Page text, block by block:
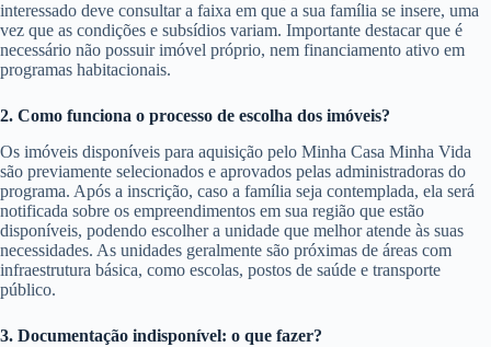
interessado deve consultar a faixa em que a sua família se insere, uma
vez que as condições e subsídios variam. Importante destacar que é
necessário não possuir imóvel próprio, nem financiamento ativo em
programas habitacionais.
2. Como funciona o processo de escolha dos imóveis?
Os imóveis disponíveis para aquisição pelo Minha Casa Minha Vida
são previamente selecionados e aprovados pelas administradoras do
programa. Após a inscrição, caso a família seja contemplada, ela será
notificada sobre os empreendimentos em sua região que estão
disponíveis, podendo escolher a unidade que melhor atende às suas
necessidades. As unidades geralmente são próximas de áreas com
infraestrutura básica, como escolas, postos de saúde e transporte
público.
3. Documentação indisponível: o que fazer?